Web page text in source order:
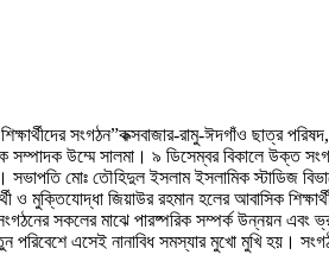
সংগঠন”কক্সবাজার-রামু-ঈদগাঁও ছাত্র
উম্মে সালমা। ৯ ডিসেম্বর বিকালে উক্ত
সভাপতি মোঃ তৌহিদুল ইসলাম ইসলামিক স্টাডিজ
ও মুক্তিযোদ্ধা জিয়াউর রহমান হলের আবাসিক
সংগঠনের সকলের মাঝে পারষ্পরিক সম্পর্ক উন্নয়ন
পরিবেশে এসেই নানাবিধ সমস্যার মুখো মুখি হয়।